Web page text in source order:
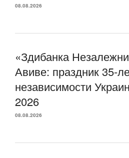
08.08.2026
«Здибанка
Авиве: праздник 35-
независимости
2026
08.08.2026